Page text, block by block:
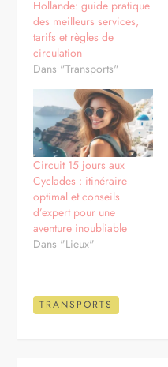
Hollande: guide pratique
des meilleurs services,
tarifs et règles de
circulation
Dans "Transports"
Circuit 15 jours aux
Cyclades : itinéraire
optimal et conseils
d’expert pour une
aventure inoubliable
Dans "Lieux"
TRANSPORTS